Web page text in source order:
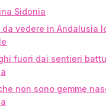
Sidonia
da vedere in Andalusia
fuori dai sentieri
non sono gemme